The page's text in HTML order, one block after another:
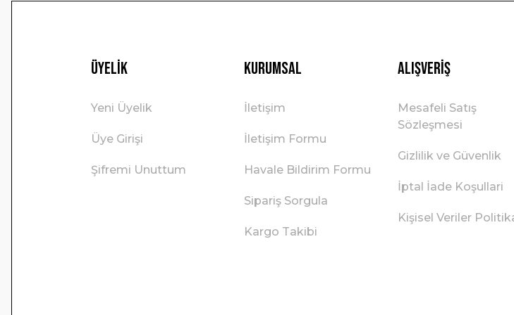
Üyelik
Yeni Üyelik
Üye Girişi
Şifremi Unuttum
Kurumsal
İletişim
İletişim Formu
Havale Bildirim Formu
Sipariş Sorgula
Kargo Takibi
Alışveriş
Mesafeli Satış
Sözleşmesi
Gizlilik ve Güvenlik
İptal İade Koşullari
Kişisel Veriler